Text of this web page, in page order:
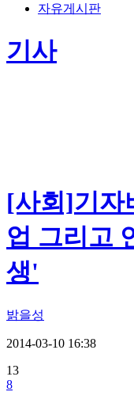
자유게시판
기사
[사회]기자
업 그리고
생'
밝을성
2014-03-10 16:38
13
8